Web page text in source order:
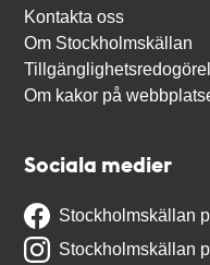
Kontakta oss
Om Stockholmskällan
Om kakor på
Sociala medier
Stockholmskällan
Stockholmskällan